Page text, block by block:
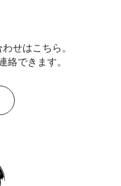
せはこちら。
絡できます。